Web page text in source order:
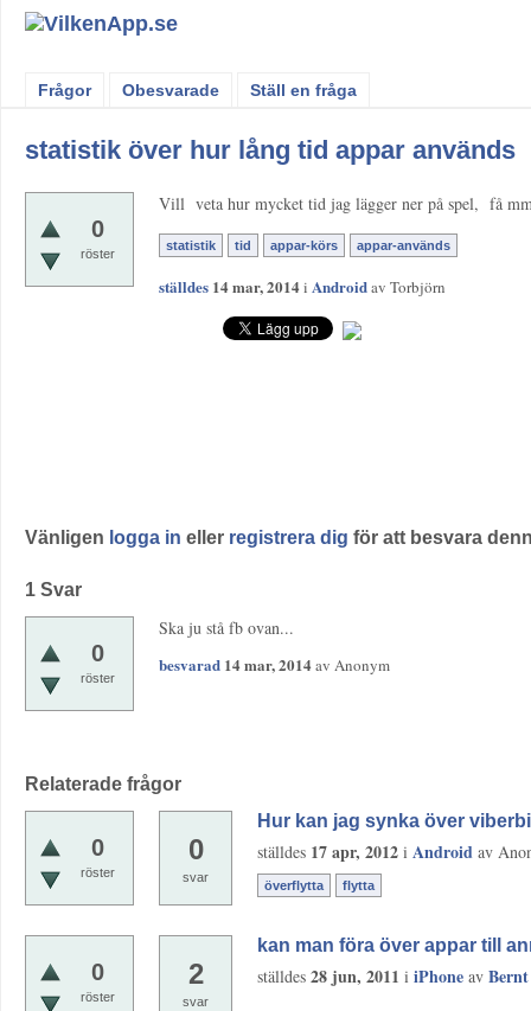
Frågor Obesvarade Ställ en fråga
statistik över hur lång tid appar används
0
röster
Vill veta hur mycket tid jag lägger ner på spel, få
statistik tid appar-körs appar-används
ställdes 14 mar, 2014i Androidav Torbjörn
Vänligen logga in eller registrera dig för att besvara
1 Svar
0
röster
Ska ju stå fb ovan...
besvarad 14 mar, 2014av Anonym
Relaterade frågor
0
röster
0
svar
Hur kan jag synka över
ställdes 17 apr, 2012 i Android av
överflytta flytta
0
röster
2
svar
kan man föra över appar till
ställdes 28 jun, 2011 i iPhone av